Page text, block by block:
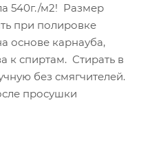
540г./м2! Размер
при полировке
основе карнауба,
к спиртам. Стирать в
без смягчителей.
просушки